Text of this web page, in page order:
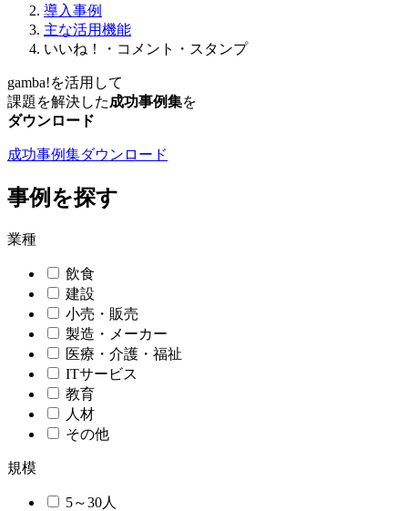
導入事例
主な活用機能
いいね！・コメント・スタンプ
gamba!を活用して
課題を解決した成功事例集を
ダウンロード
成功事例集ダウンロード
事例を探す
業種
飲食
建設
小売・販売
製造・メーカー
医療・介護・福祉
ITサービス
教育
人材
その他
規模
5～30人